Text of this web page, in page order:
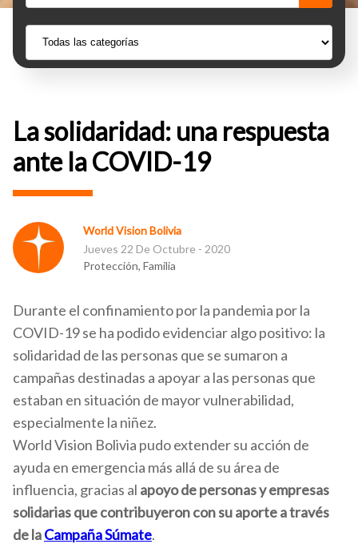
La solidaridad: una respuesta
ante la COVID-19
World Vision Bolivia
Jueves 22 De Octubre - 2020
Protección, Familia
Durante el confinamiento por la pandemia por la
COVID-19 se ha podido evidenciar algo positivo: la
solidaridad de las personas que se sumaron a
campañas destinadas a apoyar a las personas que
estaban en situación de mayor vulnerabilidad,
especialmente la niñez.
World Vision Bolivia pudo extender su acción de
ayuda en emergencia más allá de su área de
influencia, gracias al apoyo de personas y empresas
solidarias que contribuyeron con su aporte a través
de laCampaña Súmate.